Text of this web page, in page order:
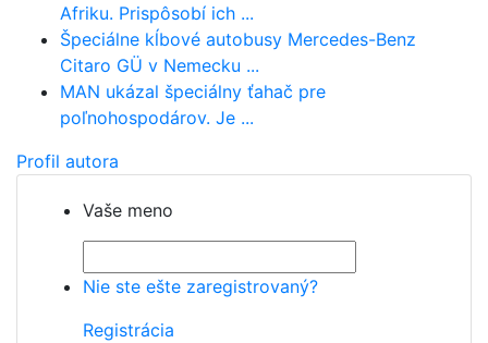
Afriku. Prispôsobí ich ...
Špeciálne kĺbové autobusy Mercedes-Benz
Citaro GÜ v Nemecku ...
MAN ukázal špeciálny ťahač pre
poľnohospodárov. Je ...
Profil autora
Vaše meno
Nie ste ešte zaregistrovaný?
Registrácia